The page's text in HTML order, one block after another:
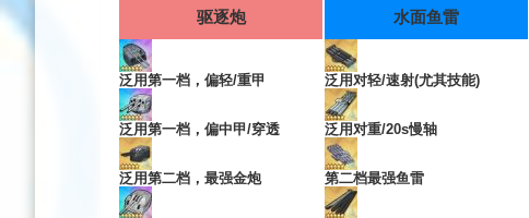
驱逐炮
泛用第一档，偏轻/重甲
泛用第一档，偏中甲/穿透
泛用第二档，最强金炮
水面鱼雷
泛用对轻/速射(尤其技能)
泛用对重/20s慢轴
第二档最强鱼雷